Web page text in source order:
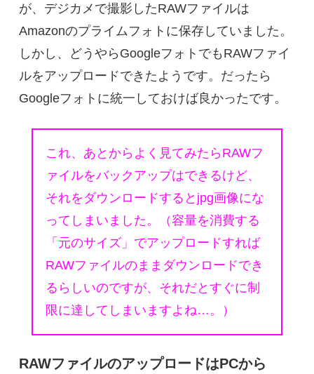
が、デジカメで撮影したRAWファイルは
Amazonのプライムフォトに保存していました。
しかし、どうやらGoogleフォトでもRAWファイ
ルをアップロードできたようです。だったら
Googleフォトに統一しておけば良かったです。
これ、あとからよく見てみたらRAWフ
ァイルをバックアップはできるけど、
それをダウンロードするとjpg画像にな
ってしまいました。（容量を消費する
「元のサイズ」でアップロードすれば
RAWファイルのままダウンロードでき
るらしいのですが、それだとすぐに制
限に達してしまいますよね…。）
RAWファイルのアップロードはPCから